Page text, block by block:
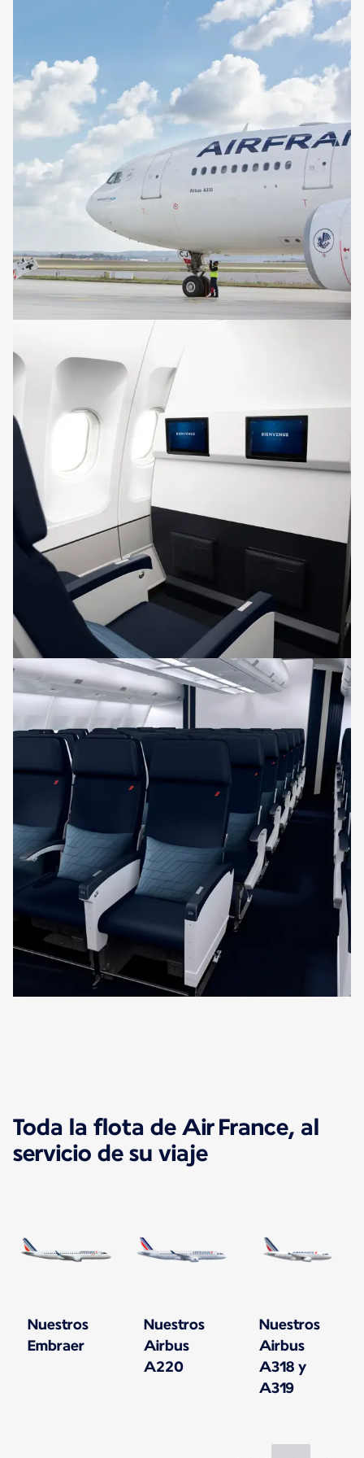
Toda la flota de Air France, al
servicio de su viaje
Nuestros
Embraer
Nuestros
Airbus
A220
Nuestros
Airbus
A318 y
A319